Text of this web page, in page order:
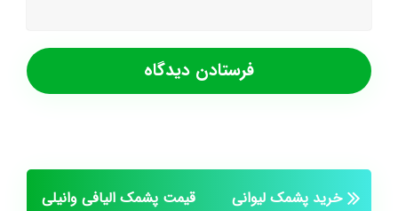
خرید پشمک لیوانی
قیمت پشمک الیافی وانیلی